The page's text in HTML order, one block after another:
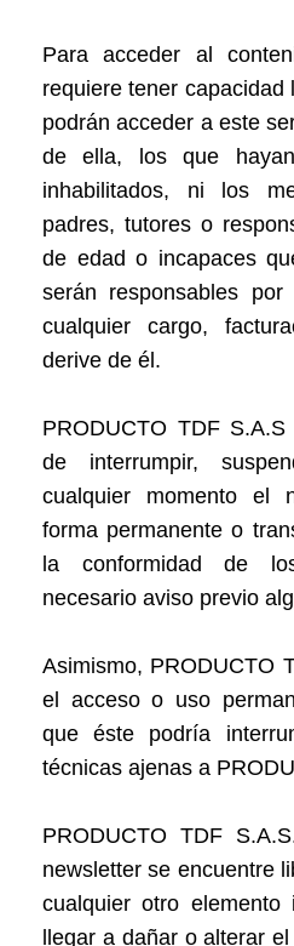
Para acceder al
requiere tener capacidad
podrán acceder a este
de ella, los que
inhabilitados, ni los
padres, tutores o
de edad o incapaces
serán responsables
cualquier cargo,
derive de él.
PRODUCTO TDF
de interrumpir,
cualquier momento el
forma permanente o
la conformidad de
necesario aviso previo
Asimismo, PRODUCTO
el acceso o uso
que éste podría
técnicas ajenas a
PRODUCTO TDF
newsletter se encuentre
cualquier otro elemento
llegar a dañar o alterar